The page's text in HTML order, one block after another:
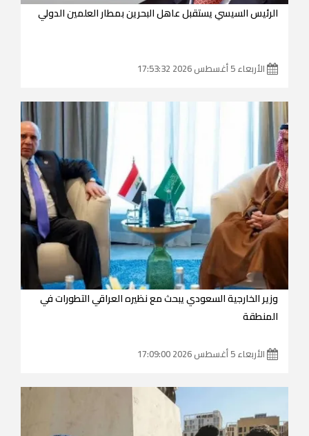
الرئيس السيسي يستقبل عاهل البحرين بمطار العلمين الدولي
الأربعاء 5 أغسطس 2026 17:53:32
وزير الخارجية السعودي يبحث مع نظيره العراقي التطورات في
المنطقة
الأربعاء 5 أغسطس 2026 17:09:00